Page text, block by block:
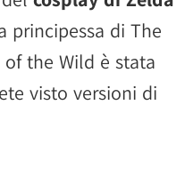
principessa di The
the Wild è stata
visto versioni di